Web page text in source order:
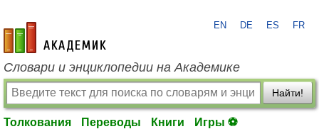
academic.ru
EN DE ES FR
Словари и энциклопедии на Академике
Найти!
Толкования Переводы Книги Игры ⚽